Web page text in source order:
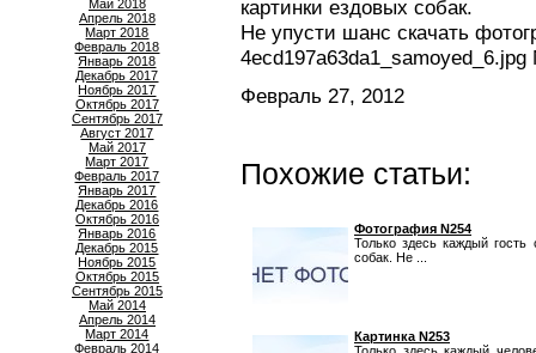
Май 2018
Апрель 2018
Март 2018
Февраль 2018
Январь 2018
Декабрь 2017
Ноябрь 2017
Октябрь 2017
Сентябрь 2017
Август 2017
Май 2017
Март 2017
Февраль 2017
Январь 2017
Декабрь 2016
Октябрь 2016
Январь 2016
Декабрь 2015
Ноябрь 2015
Октябрь 2015
Сентябрь 2015
Май 2014
Апрель 2014
Март 2014
Февраль 2014
картинки ездовых собак.
Не упусти шанс скачать
Февраль 27, 2012
Похожие статьи:
Фотография N254
Только здесь каждый
собак. Не ...
Картинка N253